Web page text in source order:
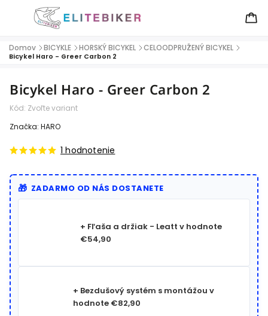
Domov / BICYKLE / HORSKÝ BICYKEL / CELOODPRUŽENÝ BICYKEL /
Bicykel Haro - Greer Carbon 2
Bicykel Haro - Greer Carbon 2
Kód: Zvoľte variant
1 hodnotenie
ZADARMO OD NÁS DOSTANETE
+ Fľaša a držiak - Leattv hodnote
€54,90
+ Bezdušový systém s montážou v
hodnote €82,90
Značka: HARO